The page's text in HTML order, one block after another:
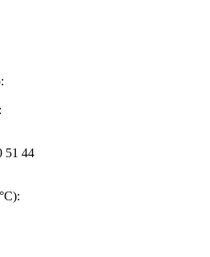
51 44